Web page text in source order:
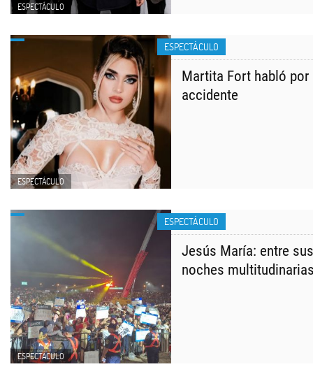
ESPECTÁCULO
ESPECTÁCULO
ESPECTÁCULO
Martita Fort habló por
accidente
ESPECTÁCULO
ESPECTÁCULO
Jesús María: entre
noches